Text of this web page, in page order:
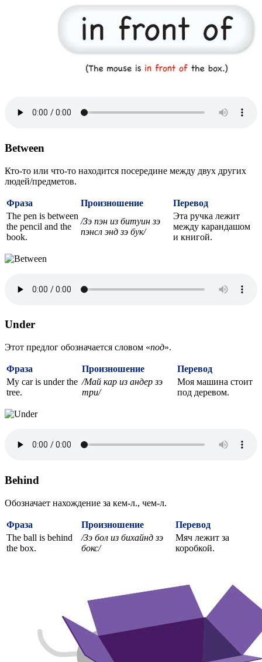
Between
Кто-то или что-то находится посередине между двух других
людей/предметов.
Фраза Произношение
Перевод
The pen is between
the pencil and the
book.
/Зэ пэн из битуин зэ
пэнсл энд зэ бук/
Эта ручка лежит
между карандашом
и книгой.
Under
Этот предлог обозначается словом «под».
Фраза Произношение
Перевод
My car is under the
tree.
/Май кар из андер зэ
три/
Моя машина стоит
под деревом.
Behind
Обозначает нахождение за кем-л., чем-л.
Фраза Произношение
Перевод
The ball is behind
the box.
/Зэ бол из бихайнд зэ
бокс/
Мяч лежит за
коробкой.